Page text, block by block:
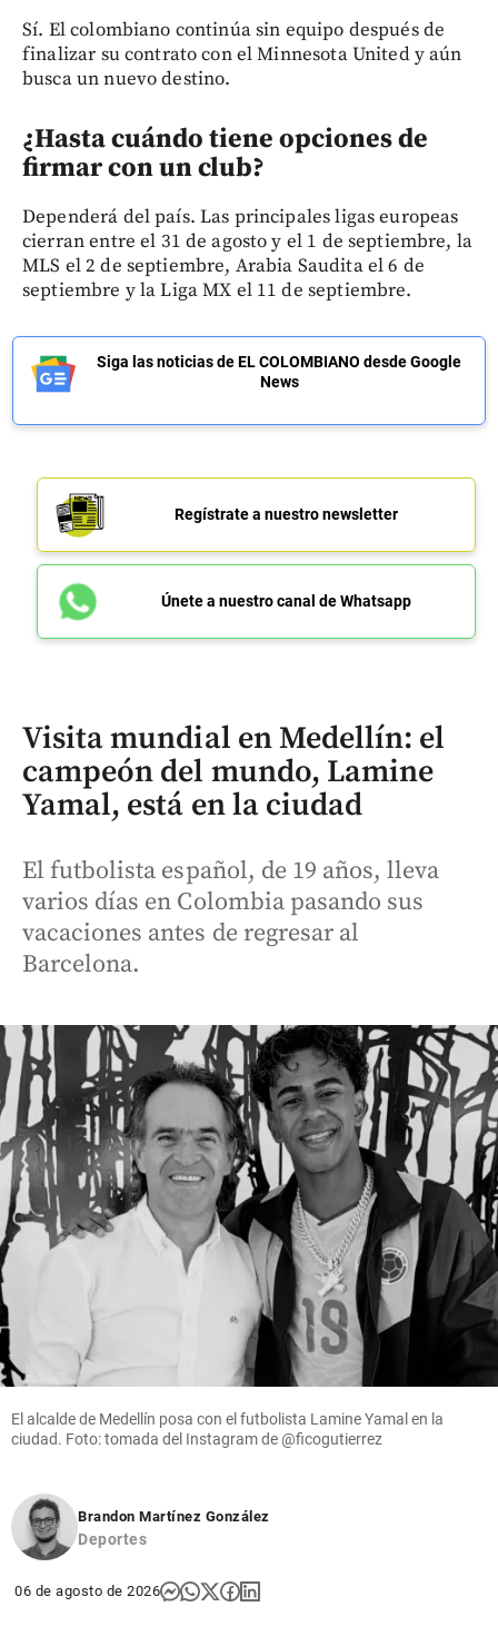
Sí. El colombiano continúa sin equipo después de
finalizar su contrato con el Minnesota United y aún
busca un nuevo destino.
¿Hasta cuándo tiene opciones de
firmar con un club?
Dependerá del país. Las principales ligas europeas
cierran entre el 31 de agosto y el 1 de septiembre, la
MLS el 2 de septiembre, Arabia Saudita el 6 de
septiembre y la Liga MX el 11 de septiembre.
Siga las noticias de EL COLOMBIANO desde Google
News
Regístrate a nuestro newsletter
Únete a nuestro canal de Whatsapp
Visita mundial en Medellín: el
campeón del mundo, Lamine
Yamal, está en la ciudad
El futbolista español, de 19 años, lleva
varios días en Colombia pasando sus
vacaciones antes de regresar al
Barcelona.
El alcalde de Medellín posa con el futbolista Lamine Yamal en la
ciudad. Foto: tomada del Instagram de @ficogutierrez
Brandon Martínez González
Deportes
06 de agosto de 2026